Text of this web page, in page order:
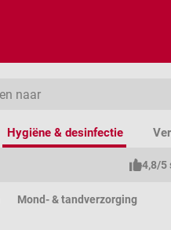
Hygiëne & desinfectie
4,8/5
Mond- & tandverzorging